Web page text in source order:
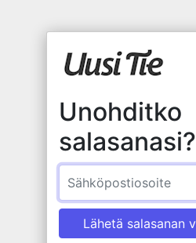
Unohditko
salasanasi?